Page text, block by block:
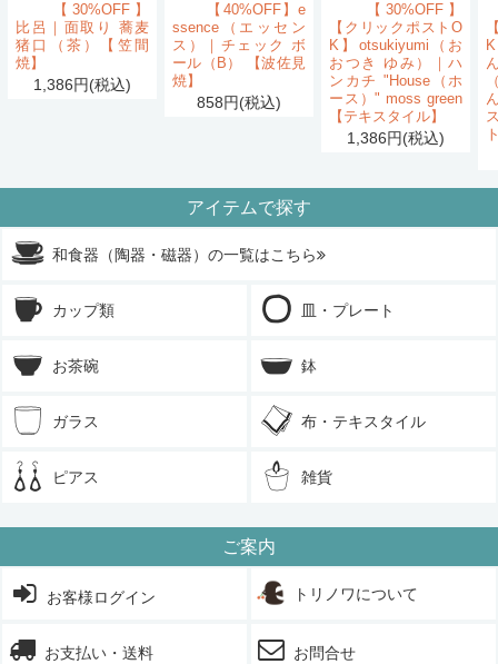
【30%OFF】
比呂｜面取り 蕎麦
猪口（茶）【笠間
焼】
1,386円(税込)
【40%OFF】e
ssence（エッセン
ス）｜チェック ボ
ール（B） 【波佐見
焼】
858円(税込)
【30%OFF】
【クリックポストO
K】otsukiyumi（お
おつき ゆみ）｜ハ
ンカチ "House（ホ
ース）" moss green
【テキスタイル】
1,386円(税込)
アイテムで探す
和食器（陶器・磁器）の一覧はこちら
カップ類 皿・プレート
お茶碗 鉢
ガラス 布・テキスタイル
ピアス 雑貨
ご案内
お客様ログイン トリノワについて
お支払い・送料 お問合せ